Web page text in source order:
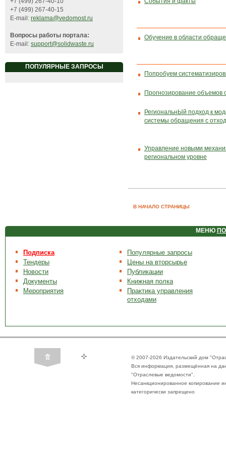
+7 (499) 267-40-15
E-mail: reklama@vedomost.ru
Вопросы работы портала:
E-mail: support@solidwaste.ru
ПОПУЛЯРНЫЕ ЗАПРОСЫ
Обучение в области
Попробуем
Прогнозирование объемов
РегиональнЫй подход к
системы обращения с
Управление новыми
региональном уровне
В НАЧАЛО СТРАНИЦЫ
МЕНЮ
Подписка
Тендеры
Новости
Документы
Мероприятия
Популярные запросы
Цены на вторсырье
Публикации
Книжная полка
Практика управления
отходами
© 2007-2026 Издательский дом
Вся информация, размещённая на
"Отраслевые ведомости".
Несанкционированное копирование
категорически запрещено